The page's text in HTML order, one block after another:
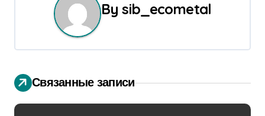
ц
и
я
Bysib_ecometal
Связанные записи